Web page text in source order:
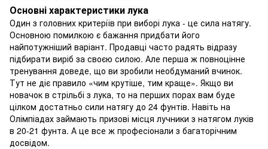
Основні характеристики лука
Один з головних критеріїв при виборі лука - це сила натягу.
Основною помилкою є бажання придбати його
найпотужніший варіант. Продавці часто радять відразу
підбирати виріб за своєю силою. Але перша ж повноцінне
тренування доведе, що ви зробили необдуманий вчинок.
Тут не діє правило «чим крутіше, тим краще». Якщо ви
новачок в стрільбі з лука, то на перших порах вам буде
цілком достатньо сили натягу до 24 фунтів. Навіть на
Олімпіадах займають призові місця лучники з натягом луків
в 20-21 фунта. А це все ж професіонали з багаторічним
досвідом.